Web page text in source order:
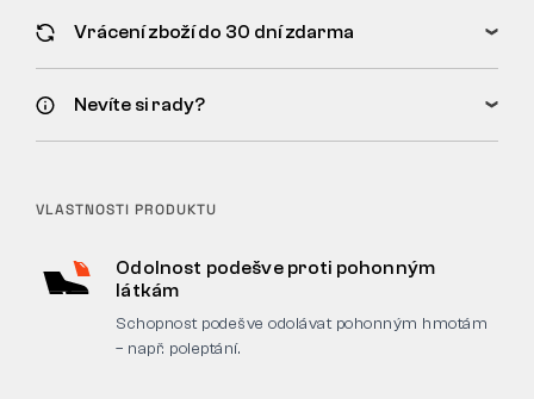
Vrácení zboží do 30 dní zdarma
Nevíte si rady?
VLASTNOSTI PRODUKTU
Odolnost podešve proti pohonným
látkám
Schopnost podešve odolávat pohonným hmotám
– např. poleptání.